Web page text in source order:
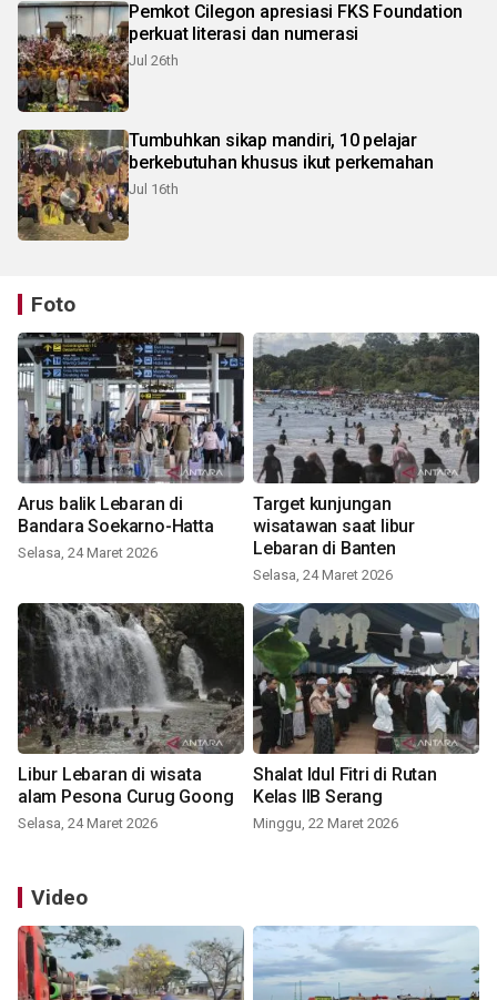
Pemkot Cilegon apresiasi FKS Foundation
perkuat literasi dan numerasi
Jul 26th
Tumbuhkan sikap mandiri, 10 pelajar
berkebutuhan khusus ikut perkemahan
Jul 16th
Foto
Arus balik Lebaran di
Bandara Soekarno-Hatta
Selasa, 24 Maret 2026
Target kunjungan
wisatawan saat libur
Lebaran di Banten
Selasa, 24 Maret 2026
Libur Lebaran di wisata
alam Pesona Curug Goong
Selasa, 24 Maret 2026
Shalat Idul Fitri di Rutan
Kelas IIB Serang
Minggu, 22 Maret 2026
Video